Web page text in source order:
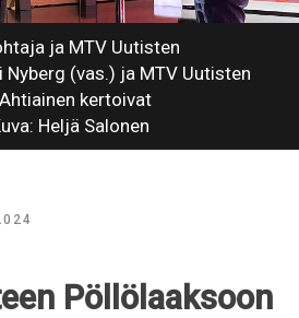
ja MTV Uutisten
(vas.) ja MTV Uutisten
kertoivat
Heljä Salonen
Pöllölaaksoon